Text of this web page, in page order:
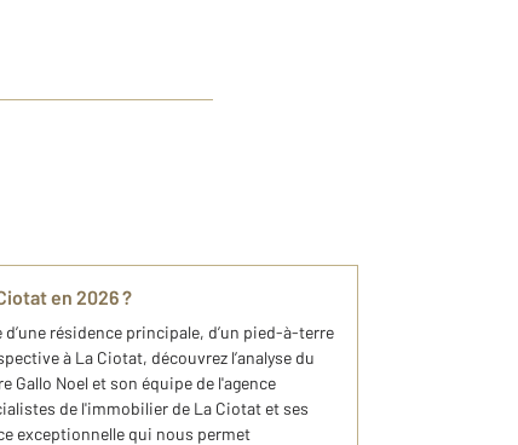
en 2026 ?
résidence principale, d’un pied-à-terre
à La Ciotat, découvrez l’analyse du
Noel et son équipe de l'agence
de l'immobilier de La Ciotat et ses
exceptionnelle qui nous permet